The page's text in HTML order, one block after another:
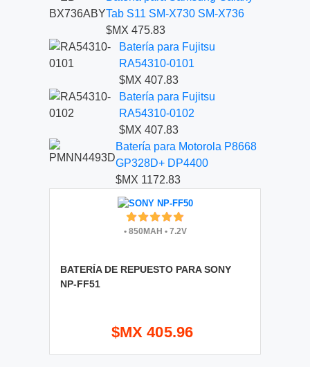
Tab S11 SM-X730 SM-X736
$MX 475.83
Batería para Fujitsu
RA54310-0101
$MX 407.83
Batería para Fujitsu
RA54310-0102
$MX 407.83
Batería para Motorola P8668
GP328D+ DP4400
$MX 1172.83
•850MAH •7.2V
BATERÍA DE REPUESTO PARA SONY
NP-FF51
$MX 405.96